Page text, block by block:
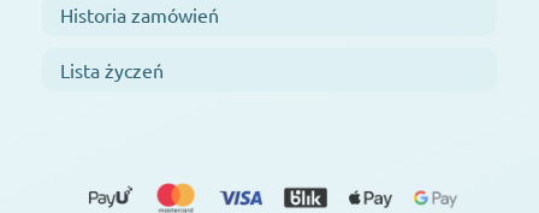
Historia zamówień
Lista życzeń